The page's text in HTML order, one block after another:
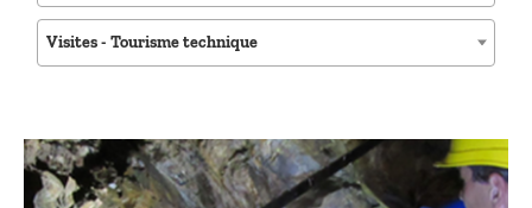
Visites - Tourisme technique